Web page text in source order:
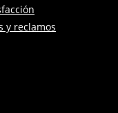
y reclamos